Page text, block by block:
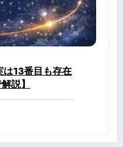
13番目も存在
説】